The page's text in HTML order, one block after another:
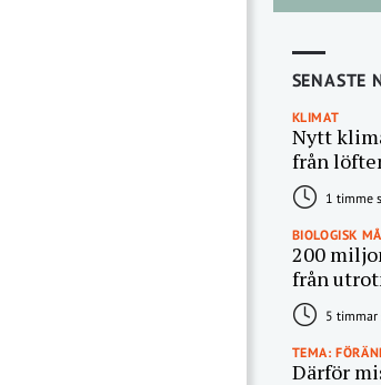
SENASTE
KLIMAT
Nytt
från
1 timme
BIOLOGISK
200
från
5 timmar
TEMA:
Därför